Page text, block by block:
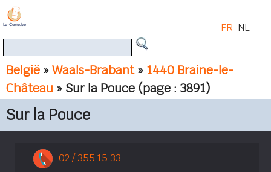
België »Waals-Brabant» 1440 Braine-le-
Château » Sur la Pouce (page : 3891)
FR NL
Sur la Pouce
02 / 355 15 33